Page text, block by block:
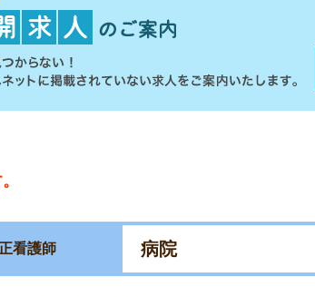
正看護師 病院